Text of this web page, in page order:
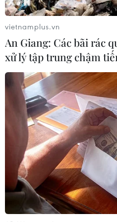
Nhấp chuột để xem
Giải vô địch bóng đá
Asian Cup 2023) diễn ra
Qatar.
Trang tin thể thao quốc
vietnamplus.vn
An Giang: Các bãi rác
xử lý tập trung chậm